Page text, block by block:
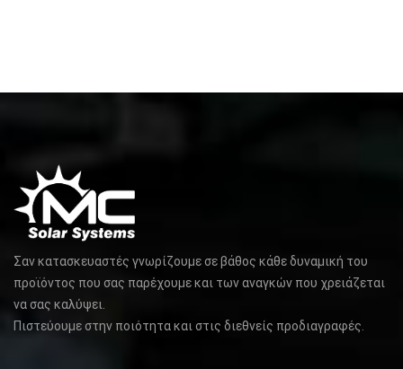
Σαν κατασκευαστές γνωρίζουμε σε βάθος κάθε δυναμική του
προϊόντος που σας παρέχουμε και των αναγκών που χρειάζεται
να σας καλύψει.
Πιστεύουμε στην ποιότητα και στις διεθνείς προδιαγραφές.